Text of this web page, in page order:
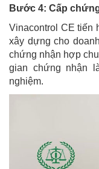
Bước 4: Cấp
Vinacontrol CE tiến
xây dựng cho
chứng nhận hợp
gian chứng nhận
nghiệm.